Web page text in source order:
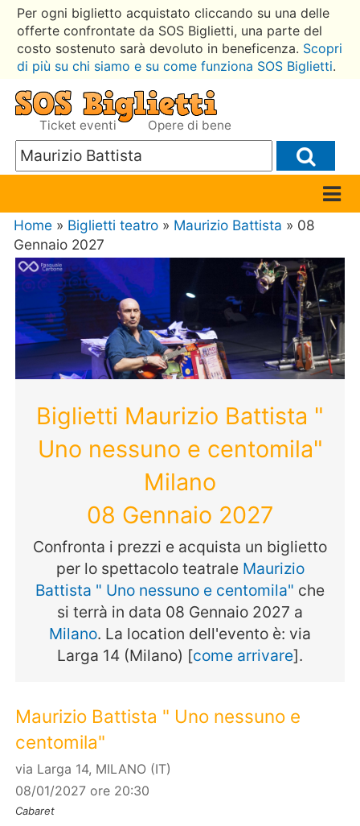
Per ogni biglietto acquistato cliccando su una delle
offerte confrontate da SOS Biglietti, una parte del
costo sostenuto sarà devoluto in beneficenza. Scopri
di più su chi siamo e su come funziona SOS Biglietti.
Ticket eventi Opere di bene
Home » Biglietti teatro » Maurizio Battista » 08
Gennaio 2027
Biglietti Maurizio Battista "
Uno nessuno e centomila"
Milano
08 Gennaio 2027
Confronta i prezzi e acquista un biglietto
per lo spettacolo teatrale Maurizio
Battista " Uno nessuno e centomila" che
si terrà in data 08 Gennaio 2027 a
Milano. La location dell'evento è: via
Larga 14 (Milano) [come arrivare].
Maurizio Battista " Uno nessuno e
centomila"
via Larga 14, MILANO (IT)
08/01/2027 ore 20:30
Cabaret